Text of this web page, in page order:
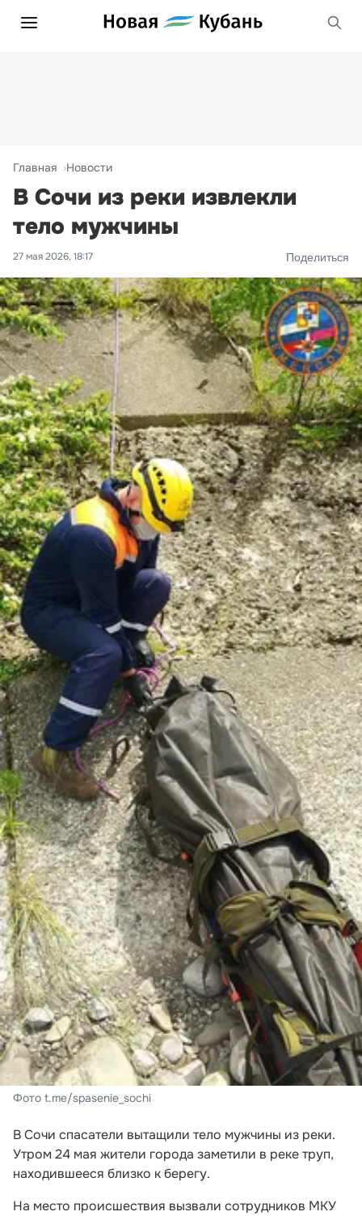
Главная Новости
В Сочи из реки извлекли
тело мужчины
27 мая 2026, 18:17 Поделиться
Фото t.me/spasenie_sochi
В Сочи спасатели вытащили тело мужчины из реки.
Утром 24 мая жители города заметили в реке труп,
находившееся близко к берегу.
На место происшествия вызвали сотрудников МКУ